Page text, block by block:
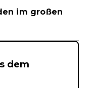
im großen
dem